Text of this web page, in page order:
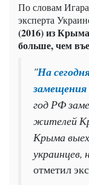
По словам
эксперта
(2016) из
больше, чем
"На
замещения
год РФ
жителей
Крыма
украинцев,
отметил